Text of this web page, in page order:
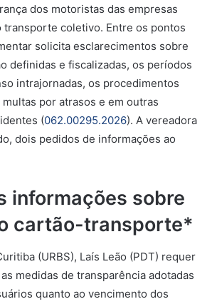
dos motoristas das empresas
transporte coletivo. Entre os pontos
solicita esclarecimentos sobre
definidas e fiscalizadas, os períodos
intrajornadas, os procedimentos
multas por atrasos e em outras
(062.00295.2026). A vereadora
dois pedidos de informações ao
informações sobre
cartão-transporte*
(URBS), Laís Leão (PDT) requer
medidas de transparência adotadas
quanto ao vencimento dos